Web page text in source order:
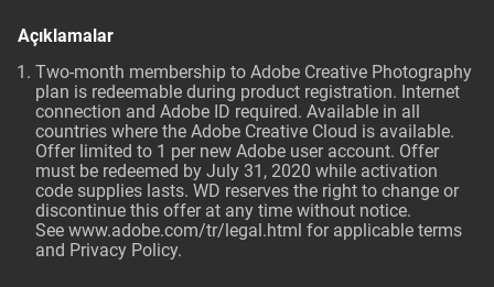
Açıklamalar
Two-month membership to Adobe Creative Photography
plan is redeemable during product registration. Internet
connection and Adobe ID required. Available in all
countries where the Adobe Creative Cloud is available.
Offer limited to 1 per new Adobe user account. Offer
must be redeemed by July 31, 2020 while activation
code supplies lasts. WD reserves the right to change or
discontinue this offer at any time without notice.
See www.adobe.com/tr/legal.html for applicable terms
and Privacy Policy.